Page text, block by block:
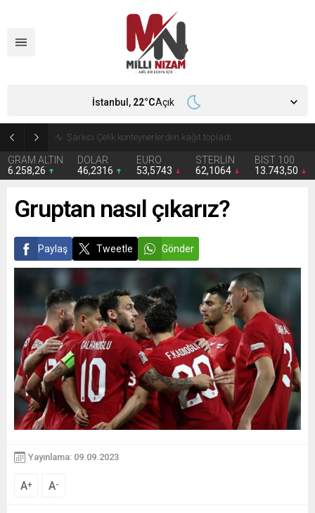
İran 2 ülkeyi birden vurdu
GRAM ALTIN
6.258,26
DOLAR
46,2316
EURO
53,5743
STERLİN
62,1064
BIST 100
13.743,50
İstanbul, 22°CAçık
Gruptan nasıl çıkarız?
Paylaş Tweetle Gönder
Yayınlama: 09.09.2023
A+ A-